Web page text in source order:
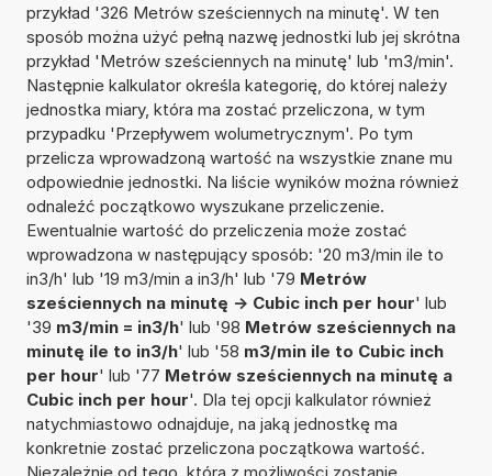
przykład '326 Metrów sześciennych na minutę'. W ten
sposób można użyć pełną nazwę jednostki lub jej skrótna
przykład 'Metrów sześciennych na minutę' lub 'm3/min'.
Następnie kalkulator określa kategorię, do której należy
jednostka miary, która ma zostać przeliczona, w tym
przypadku 'Przepływem wolumetrycznym'. Po tym
przelicza wprowadzoną wartość na wszystkie znane mu
odpowiednie jednostki. Na liście wyników można również
odnaleźć początkowo wyszukane przeliczenie.
Ewentualnie wartość do przeliczenia może zostać
wprowadzona w następujący sposób: '20 m3/min ile to
in3/h' lub '19 m3/min a in3/h' lub '79 Metrów
sześciennych na minutę -> Cubic inch per hour' lub
'39 m3/min = in3/h' lub '98 Metrów sześciennych na
minutę ile to in3/h' lub '58 m3/min ile to Cubic inch
per hour' lub '77 Metrów sześciennych na minutę a
Cubic inch per hour'. Dla tej opcji kalkulator również
natychmiastowo odnajduje, na jaką jednostkę ma
konkretnie zostać przeliczona początkowa wartość.
Niezależnie od tego, która z możliwości zostanie